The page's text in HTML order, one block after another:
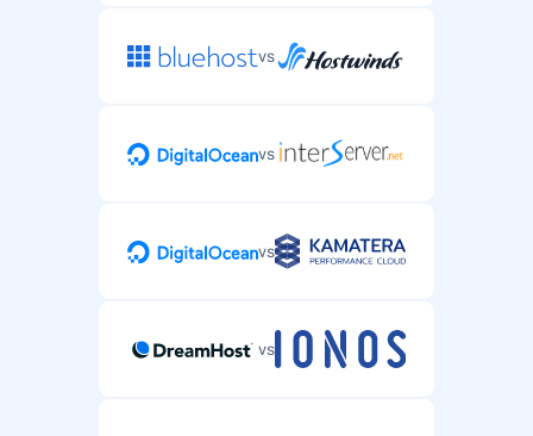
vs
vs
vs
vs